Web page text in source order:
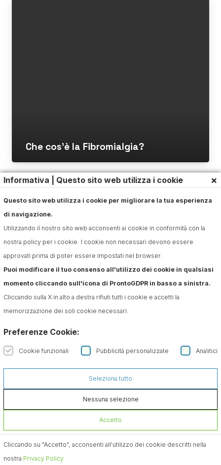
Che cos’è la Fibromialgia?
Informativa | Questo sito web utilizza i cookie ×
Questo sito web utilizza i cookie per migliorare la tua esperienza
di navigazione.
Utilizzando il nostro sito web acconsenti ai cookie in conformità con la
nostra policy per i cookie. I cookie non necessari devono essere
approvati prima di poter essere impostati nel browser.
Puoi modificare il tuo consenso all'utilizzo dei cookie in qualsiasi
momento cliccando sull'icona di ProntoGDPR in basso a sinistra.
Cliccando sulla X in alto a destra rifiuti tutti i cookie e accetti la
memorizzazione dei soli cookie necessari.
Preferenze Cookie:
Cookie funzionali Pubblicità personalizzate Analitici
Seleziona tutto
Nessuna selezione
Accetto
Cliccando su "Accetto", acconsenti all'utilizzo dei cookie descritti nella
nostra Privacy Policy